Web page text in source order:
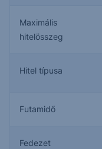
Maximális
hitelösszeg
Hitel típusa
Futamidő
Fedezet